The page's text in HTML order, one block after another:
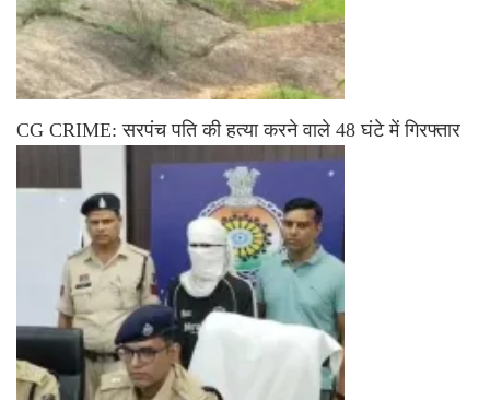
CG CRIME: सरपंच पति की हत्या करने वाले 48 घंटे में गिरफ्तार